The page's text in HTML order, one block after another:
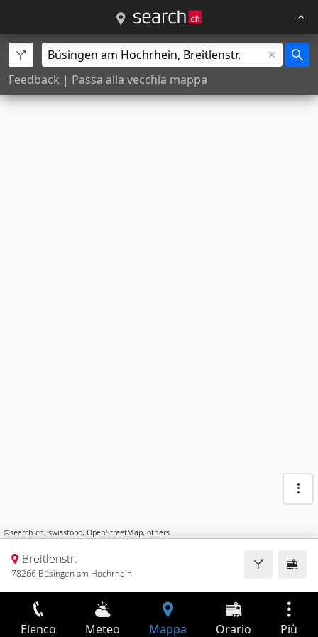
Feedback | Passa alla vecchia mappa
©search.ch, swisstopo, OpenStreetMap, others
Breitlenstr.
78266 Büsingen am Hochrhein
Elenco Meteo Mappa Orario Più